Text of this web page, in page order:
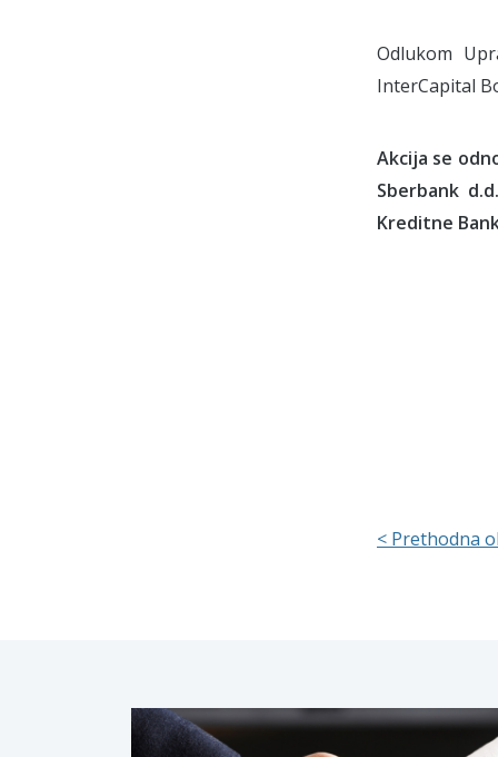
Odlukom
InterCapital
Akcija se
Sberbank
Kreditne
< Prethodna